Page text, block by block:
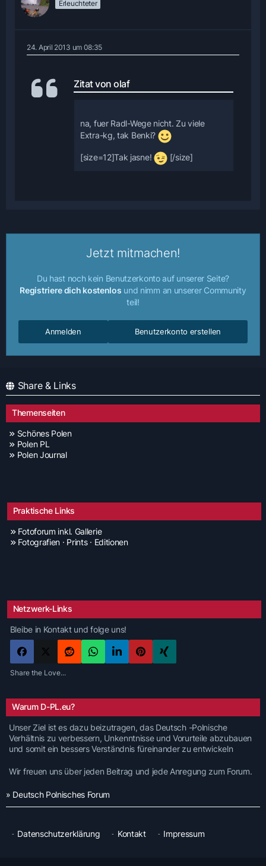
Erleuchteter
24. April 2013 um 08:35
Zitat von olaf
na, fuer Radl-Wege nicht. Zu viele
Extra-kg, tak Benki?
[size=12]Tak jasne! [/size]
Jetzt mitmachen!
Du hast noch kein Benutzerkonto auf unserer Seite?
Registriere dich kostenlos und nimm an unserer Community
teil!
Benutzerkonto erstellen
Anmelden
Share & Links
Themenseiten
Schönes Polen
Polen PL
Polen Journal
Praktische Links
Fotoforum inkl. Gallerie
Fotografien · Prints · Editionen
Netzwerk-Links
Bleibe in Kontakt und folge uns!
Share the Love...
Warum D-PL.eu?
Unser Ziel ist es dazu beizutragen, das Deutsch -Polnische
Verhältnis zu verbessern, Unkenntnisse und Vorurteile abzubauen
und somit ein bessers Verständnis füreinander zu entwickeln
Wir freuen uns über jeden Beitrag und jede Anregung zum Forum.
» Deutsch Polnisches Forum
Datenschutzerklärung Kontakt Impressum